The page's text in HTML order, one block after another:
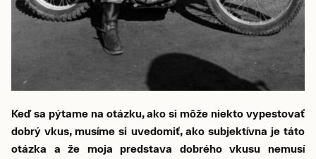
Keď sa pýtame na otázku, ako si môže niekto vypestovať
dobrý vkus, musíme si uvedomiť, ako subjektívna je táto
otázka a že moja predstava dobrého vkusu nemusí